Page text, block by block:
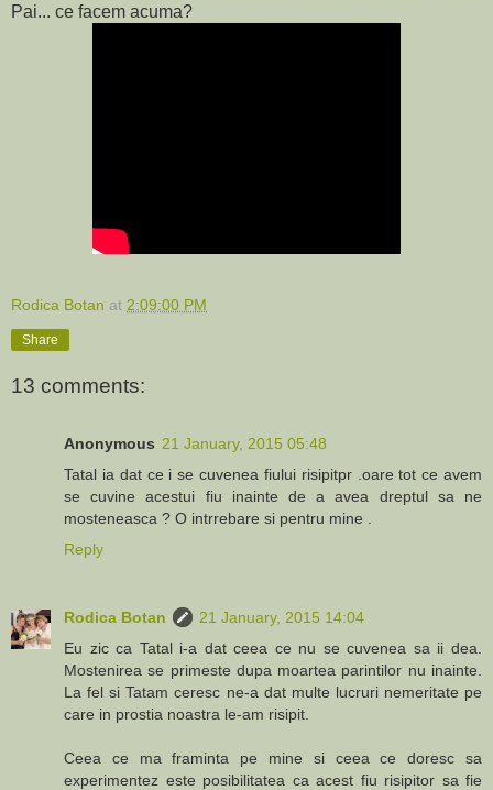
Pai... ce facem acuma?
Rodica Botan at 2:09:00 PM
Share
13 comments:
Anonymous 21 January, 2015 05:48
Tatal ia dat ce i se cuvenea fiului risipitpr .oare tot ce avem
se cuvine acestui fiu inainte de a avea dreptul sa ne
mosteneasca ? O intrrebare si pentru mine .
Reply
Rodica Botan
21 January, 2015 14:04
Eu zic ca Tatal i-a dat ceea ce nu se cuvenea sa ii dea.
Mostenirea se primeste dupa moartea parintilor nu inainte.
La fel si Tatam ceresc ne-a dat multe lucruri nemeritate pe
care in prostia noastra le-am risipit.
Ceea ce ma framinta pe mine si ceea ce doresc sa
experimentez este posibilitatea ca acest fiu risipitor sa fie